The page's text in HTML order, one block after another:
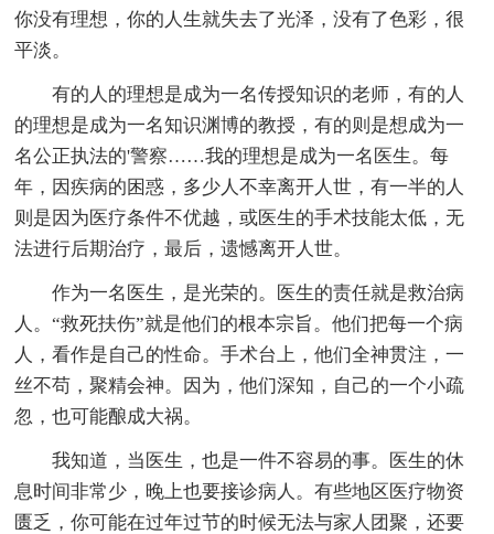
你没有理想，你的人生就失去了光泽，没有了色彩，很
平淡。
有的人的理想是成为一名传授知识的老师，有的人
的理想是成为一名知识渊博的教授，有的则是想成为一
名公正执法的'警察……我的理想是成为一名医生。每
年，因疾病的困惑，多少人不幸离开人世，有一半的人
则是因为医疗条件不优越，或医生的手术技能太低，无
法进行后期治疗，最后，遗憾离开人世。
作为一名医生，是光荣的。医生的责任就是救治病
人。“救死扶伤”就是他们的根本宗旨。他们把每一个病
人，看作是自己的性命。手术台上，他们全神贯注，一
丝不苟，聚精会神。因为，他们深知，自己的一个小疏
忽，也可能酿成大祸。
我知道，当医生，也是一件不容易的事。医生的休
息时间非常少，晚上也要接诊病人。有些地区医疗物资
匮乏，你可能在过年过节的时候无法与家人团聚，还要